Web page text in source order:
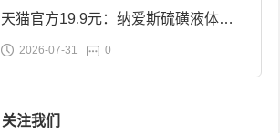
天猫官方19.9元：纳爱斯硫磺液体香
皂2斤大促
2026-07-31 0
关注我们